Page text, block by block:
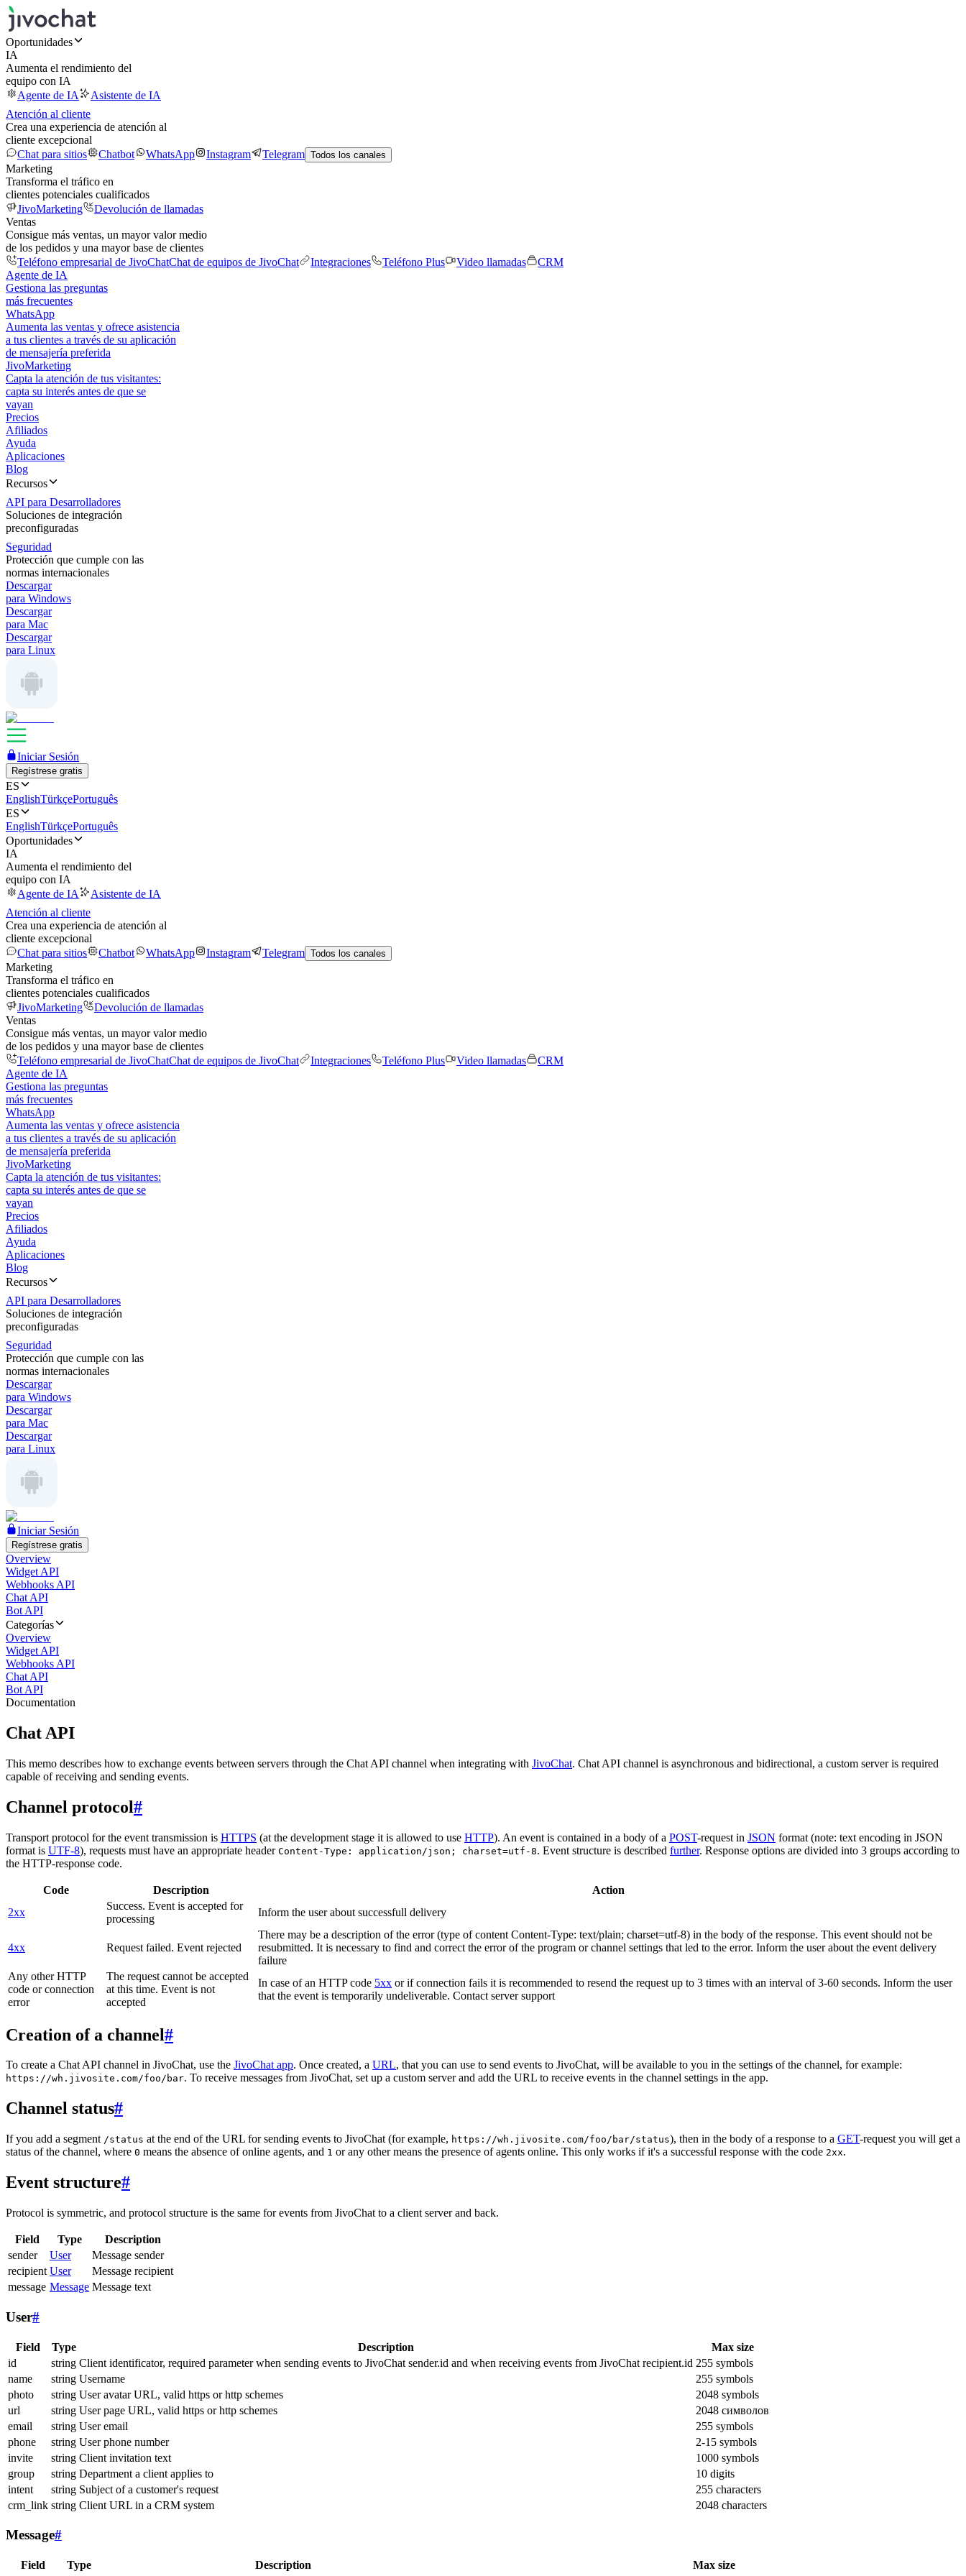
Oportunidades
IA
Aumenta el rendimiento del
equipo con IA
Agente de IA
Asistente de IA
Atención al cliente
Crea una experiencia de atención al
cliente excepcional
Chat para sitios
Chatbot WhatsApp Instagram Telegram Todos los canales
Marketing
Transforma el tráfico en
clientes potenciales cualificados
JivoMarketing
Devolución de llamadas
Ventas
Consigue más ventas, un mayor valor medio
de los pedidos y una mayor base de clientes
Teléfono empresarial de JivoChatChat de equipos de JivoChat Integraciones Teléfono Plus Video llamadas
CRM
Agente de IA
Gestiona las preguntas
más frecuentes
WhatsApp
Aumenta las ventas y ofrece asistencia
a tus clientes a través de su aplicación
de mensajería preferida
JivoMarketing
Capta la atención de tus visitantes:
capta su interés antes de que se
vayan
Precios
Afiliados
Ayuda
Aplicaciones
Blog
Recursos
API para Desarrolladores
Soluciones de integración
preconfiguradas
Seguridad
Protección que cumple con las
normas internacionales
Descargar
para Windows
Descargar
para Mac
Descargar
para Linux
Iniciar Sesión
Regístrese gratis
ES
EnglishTürkçePortuguês
ES
EnglishTürkçePortuguês
Oportunidades
IA
Aumenta el rendimiento del
equipo con IA
Agente de IA
Asistente de IA
Atención al cliente
Crea una experiencia de atención al
cliente excepcional
Chat para sitios
Chatbot WhatsApp Instagram Telegram Todos los canales
Marketing
Transforma el tráfico en
clientes potenciales cualificados
JivoMarketing
Devolución de llamadas
Ventas
Consigue más ventas, un mayor valor medio
de los pedidos y una mayor base de clientes
Teléfono empresarial de JivoChatChat de equipos de JivoChat Integraciones Teléfono Plus Video llamadas
CRM
Agente de IA
Gestiona las preguntas
más frecuentes
WhatsApp
Aumenta las ventas y ofrece asistencia
a tus clientes a través de su aplicación
de mensajería preferida
JivoMarketing
Capta la atención de tus visitantes:
capta su interés antes de que se
vayan
Precios
Afiliados
Ayuda
Aplicaciones
Blog
Recursos
API para Desarrolladores
Soluciones de integración
preconfiguradas
Seguridad
Protección que cumple con las
normas internacionales
Descargar
para Windows
Descargar
para Mac
Descargar
para Linux
Iniciar Sesión
Regístrese gratis
Overview
Widget API
Webhooks API
Chat API
Bot API
Categorías
Overview
Widget API
Webhooks API
Chat API
Bot API
Documentation
Chat API
This memo describes how to exchange events between servers through the Chat API channel when integrating with JivoChat. Chat API channel is asynchronous and bidirectional, a custom server is required
capable of receiving and sending events.
Channel protocol#
Transport protocol for the event transmission is HTTPS (at the development stage it is allowed to use HTTP). An event is contained in a body of a POST-request in JSON format (note: text encoding in JSON
format is UTF-8), requests must have an appropriate header Content-Type: application/json; charset=utf-8. Event structure is described further. Response options are divided into 3 groups according to
the HTTP-response code.
Code Description
Action
2xx
Success. Event is accepted for
processing
Inform the user about successfull delivery
4xx Request failed. Event rejected
There may be a description of the error (type of content Content-Type: text/plain; charset=utf-8) in the body of the response. This event should not be
resubmitted. It is necessary to find and correct the error of the program or channel settings that led to the error. Inform the user about the event delivery
failure
Any other HTTP
code or connection
error
The request cannot be accepted
at this time. Event is not
accepted
In case of an HTTP code 5xx or if connection fails it is recommended to resend the request up to 3 times with an interval of 3-60 seconds. Inform the user
that the event is temporarily undeliverable. Contact server support
Creation of a channel#
To create a Chat API channel in JivoChat, use the JivoChat app. Once created, a URL, that you can use to send events to JivoChat, will be available to you in the settings of the channel, for example:
https://wh.jivosite.com/foo/bar. To receive messages from JivoChat, set up a custom server and add the URL to receive events in the channel settings in the app.
Channel status#
If you add a segment /status at the end of the URL for sending events to JivoChat (for example, https://wh.jivosite.com/foo/bar/status), then in the body of a response to a GET-request you will get a
status of the channel, where 0 means the absence of online agents, and 1 or any other means the presence of agents online. This only works if it's a successful response with the code 2xx.
Event structure#
Protocol is symmetric, and protocol structure is the same for events from JivoChat to a client server and back.
Field Type
Description
sender
User
Message sender
recipient User
Message recipient
message Message Message text
User#
Field Type Description
Max size
id
string Client identificator, required parameter when sending events to JivoChat sender.id and when receiving events from JivoChat recipient.id 255 symbols
name
string Username
255 symbols
photo
string User avatar URL, valid https or http schemes
2048 symbols
url
string User page URL, valid https or http schemes
2048 символов
email
string User email
255 symbols
phone
string User phone number
2-15 symbols
invite
string Client invitation text
1000 symbols
group
string Department a client applies to
10 digits
intent
string Subject of a customer's request
255 characters
crm_link string Client URL in a CRM system 2048 characters
Message#
Field Type Description
Max size